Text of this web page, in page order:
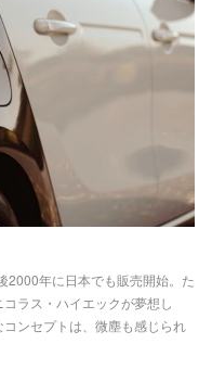
2000年に日本でも販売開始。た
ラス・ハイエックが夢想し
ンセプトは、微塵も感じられ